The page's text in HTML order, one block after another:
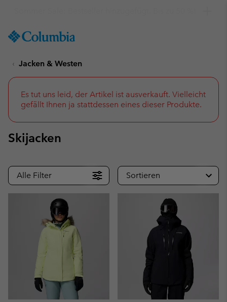
TO
SKIP
NAV
SKIP
TO
SEARCH
Jacken & Westen
Es tut uns leid, der Artikel ist ausverkauft. Vielleicht
gefällt Ihnen ja stattdessen eines dieser Produkte.
Skijacken
Alle Filter Sortieren